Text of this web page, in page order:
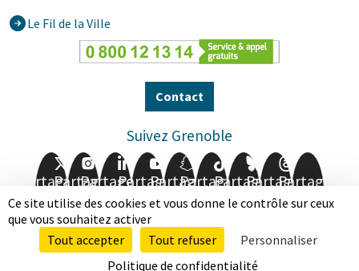
Ce site utilise des cookies et vous donne le contrôle sur ceux
que vous souhaitez activer
Tout accepter
Tout refuser
Personnaliser
Politique de confidentialité
Le Fil de la Ville
Contact
Suivez Grenoble
Partager
sur
Facebook
Partager
sur
Twitter
Partager
sur
Instagram
Partager
sur
LinkedIn
Partager
sur
Youtube
Partager
sur
Partager
sur
Partager
sur
Partager
sur
Mentions légalesDonnées personnelles